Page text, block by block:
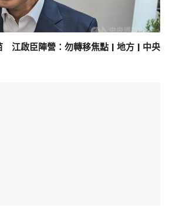
江啟臣陣營：勿轉移焦點 | 地方 | 中央